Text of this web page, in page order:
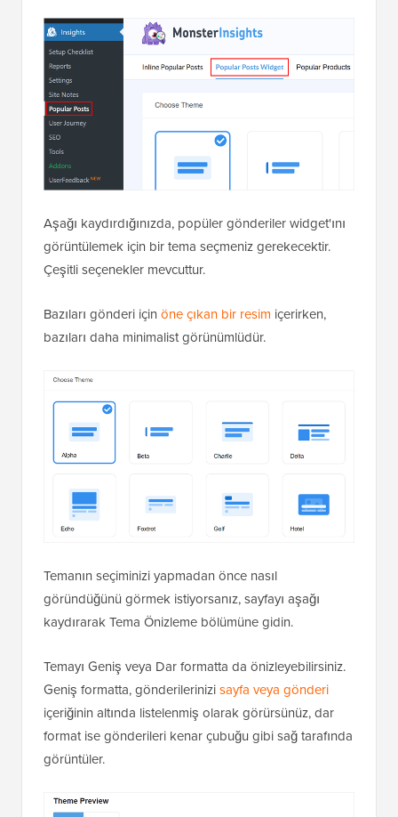
Aşağı kaydırdığınızda, popüler gönderiler widget'ını
görüntülemek için bir tema seçmeniz gerekecektir.
Çeşitli seçenekler mevcuttur.
Bazıları gönderi için öne çıkan bir resim içerirken,
bazıları daha minimalist görünümlüdür.
Temanın seçiminizi yapmadan önce nasıl
göründüğünü görmek istiyorsanız, sayfayı aşağı
kaydırarak Tema Önizleme bölümüne gidin.
Temayı Geniş veya Dar formatta da önizleyebilirsiniz.
Geniş formatta, gönderilerinizisayfa veya gönderi
içeriğinin altında listelenmiş olarak görürsünüz, dar
format ise gönderileri kenar çubuğu gibi sağ tarafında
görüntüler.